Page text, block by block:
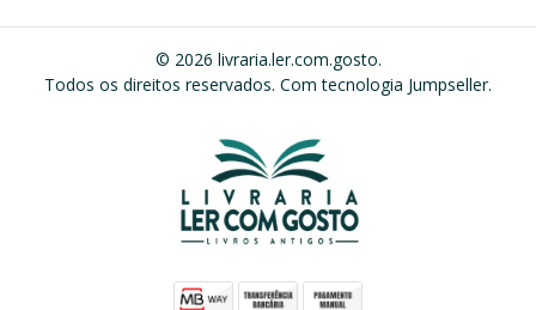
© 2026 livraria.ler.com.gosto.
Todos os direitos reservados. Com tecnologia Jumpseller.